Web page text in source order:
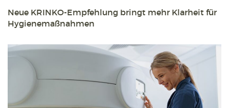
Neue KRINKO-Empfehlung bringt mehr Klarheit für
Hygiene­maßnahmen